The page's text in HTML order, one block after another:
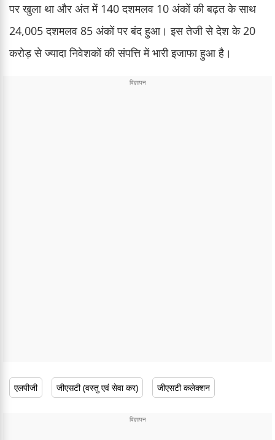
पर खुला था और अंत में 140 दशमलव 10 अंकों की बढ़त के साथ
24,005 दशमलव 85 अंकों पर बंद हुआ। इस तेजी से देश के 20
करोड़ से ज्यादा निवेशकों की संपत्ति में भारी इजाफा हुआ है।
एलपीजी जीएसटी (वस्तु एवं सेवा कर) जीएसटी कलेक्शन